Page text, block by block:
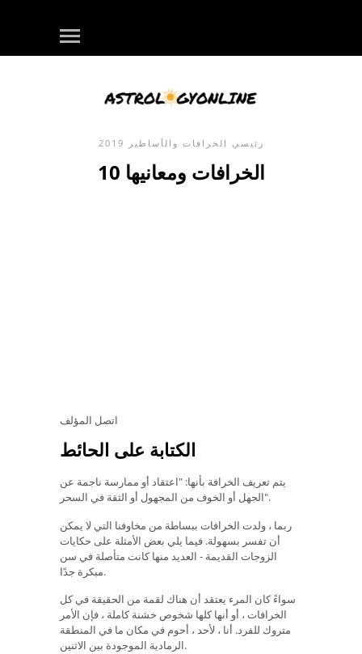
رئيسي الخرافات والأساطير
10 الخرافات ومعانيها
اتصل المؤلف
الكتابة على الحائط
يتم تعريف الخرافة بأنها: "اعتقاد أو ممارسة ناجمة عن
الجهل أو الخوف من المجهول أو الثقة في السحر".
ربما ، ولدت الخرافات ببساطة من مخاوفنا التي لا يمكن
أن تفسر بسهولة. فيما يلي بعض الأمثلة على حكايات
الزوجات القديمة - العديد منها كانت متأصلة في سن
مبكرة جدًا.
سواءً كان المرء يعتقد أن هناك لقمة من الحقيقة في كل
الخرافات ، أو أنها كلها شخوص خشنة كاملة ، فإن الأمر
متروك للفرد. أنا ، لأحد ، أحوم في مكان ما في المنطقة
الرمادية الموجودة بين الاثنين.